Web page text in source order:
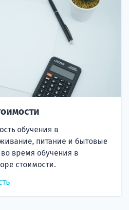
обучения в
питание и бытовые
время обучения в
стоимости.